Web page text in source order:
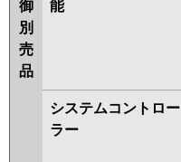
御
別
売
品
能
システムコントロー
ラー